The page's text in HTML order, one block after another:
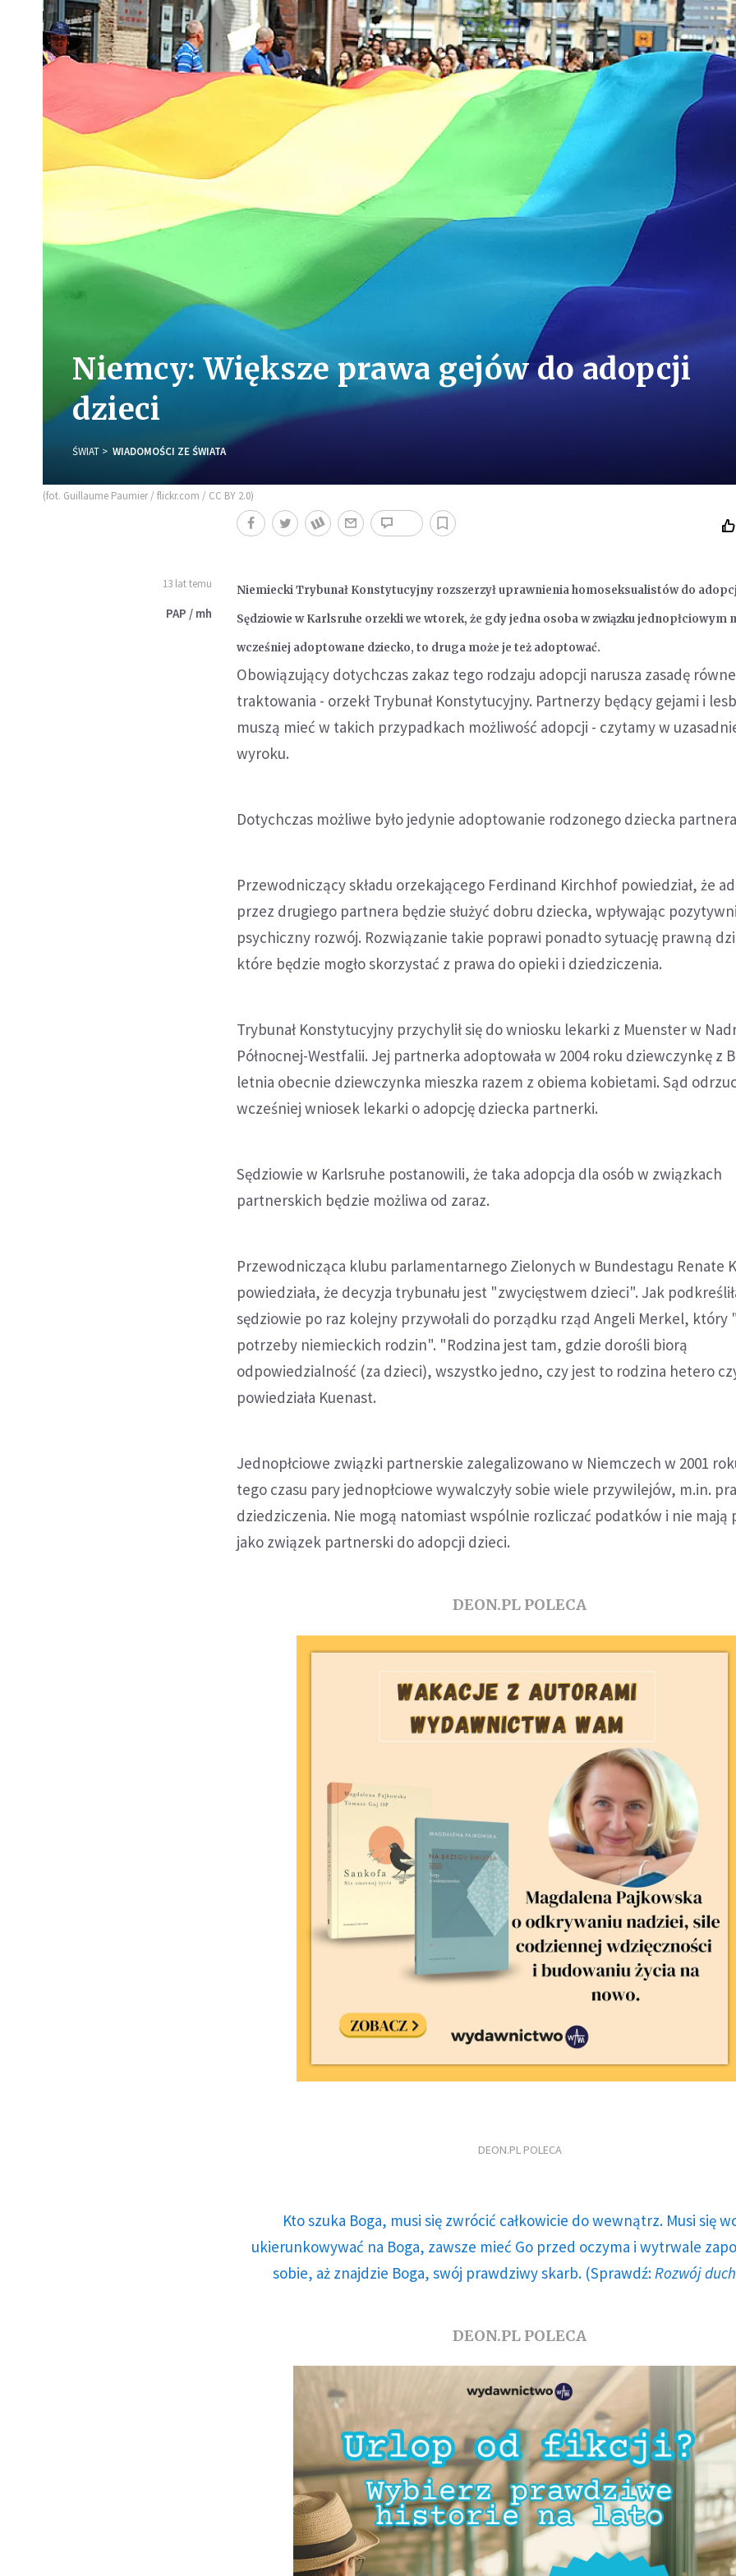
Niemcy: Większe prawa gejów do adopcji
dzieci
ŚWIAT WIADOMOŚCI ZE ŚWIATA
(fot. Guillaume Paumier / flickr.com / CC BY 2.0)
13 lat temu
PAP / mh
Niemiecki Trybunał Konstytucyjny rozszerzył uprawnienia homoseksualistów do
Sędziowie w Karlsruhe orzekli we wtorek, że gdy jedna osoba w związku jednopłciowym
wcześniej adoptowane dziecko, to druga może je też adoptować.
Obowiązujący dotychczas zakaz tego rodzaju adopcji narusza zasadę
traktowania - orzekł Trybunał Konstytucyjny. Partnerzy będący gejami i
muszą mieć w takich przypadkach możliwość adopcji - czytamy w
wyroku.
Dotychczas możliwe było jedynie adoptowanie rodzonego dziecka
Przewodniczący składu orzekającego Ferdinand Kirchhof powiedział, że
przez drugiego partnera będzie służyć dobru dziecka, wpływając
psychiczny rozwój. Rozwiązanie takie poprawi ponadto sytuację prawną
które będzie mogło skorzystać z prawa do opieki i dziedziczenia.
Trybunał Konstytucyjny przychylił się do wniosku lekarki z Muenster w
Północnej-Westfalii. Jej partnerka adoptowała w 2004 roku dziewczynkę z
letnia obecnie dziewczynka mieszka razem z obiema kobietami. Sąd
wcześniej wniosek lekarki o adopcję dziecka partnerki.
Sędziowie w Karlsruhe postanowili, że taka adopcja dla osób w związkach
partnerskich będzie możliwa od zaraz.
Przewodnicząca klubu parlamentarnego Zielonych w Bundestagu Renate
powiedziała, że decyzja trybunału jest "zwycięstwem dzieci". Jak
sędziowie po raz kolejny przywołali do porządku rząd Angeli Merkel, który
potrzeby niemieckich rodzin". "Rodzina jest tam, gdzie dorośli biorą
odpowiedzialność (za dzieci), wszystko jedno, czy jest to rodzina hetero
powiedziała Kuenast.
Jednopłciowe związki partnerskie zalegalizowano w Niemczech w 2001
tego czasu pary jednopłciowe wywalczyły sobie wiele przywilejów, m.in.
dziedziczenia. Nie mogą natomiast wspólnie rozliczać podatków i nie mają
jako związek partnerski do adopcji dzieci.
DEON.PL POLECA
DEON.PL POLECA
Kto szuka Boga, musi się zwrócić całkowicie do wewnątrz. Musi się
ukierunkowywać na Boga, zawsze mieć Go przed oczyma i wytrwale
sobie, aż znajdzie Boga, swój prawdziwy skarb. (Sprawdź: Rozwój
DEON.PL POLECA